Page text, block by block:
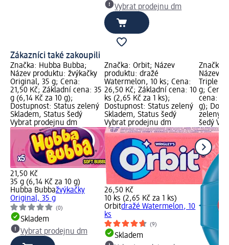
Vybrat prodejnu dm
Zákazníci také zakoupili
Značka: Hubba Bubba;
Název produktu: žvýkačky
Original, 35 g; Cena:
21,50 Kč; Základní cena: 35
g (6,14 Kč za 10 g);
Dostupnost: Status zelený
Skladem, Status šedý
Vybrat prodejnu dm
21,50 Kč
35 g (6,14 Kč za 10 g)
Hubba Bubbažvýkačky
Original, 35 g
(0)
Skladem
Vybrat prodejnu dm
Značka: Orbit; Název
produktu: dražé
Watermelon, 10 ks; Cena:
26,50 Kč; Základní cena: 10
ks (2,65 Kč za 1 ks);
Dostupnost: Status zelený
Skladem, Status šedý
Vybrat prodejnu dm
26,50 Kč
10 ks (2,65 Kč za 1 ks)
Orbitdražé Watermelon, 10
ks
(9)
Skladem
Značka:
Název
Triple
g;
cena: 56
g);
zelený
šedý